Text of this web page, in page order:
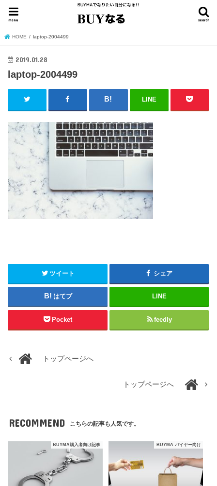
search
menu
HOME laptop-2004499
2019.01.28
laptop-2004499
LINE
ツイート シェア
はてブ LINE
Pocket feedly
トップページへ
トップページへ
RECOMMEND こちらの記事も人気です。
BUYMA購入者向け記事 BUYMA バイヤー向け